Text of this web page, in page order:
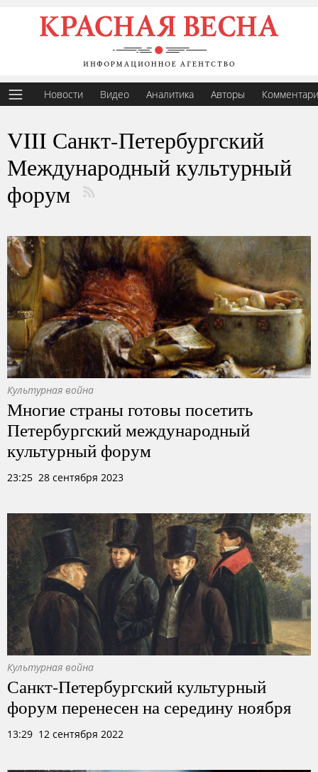
Новости Видео Аналитика Авторы
VIII Санкт-Петербургский
Международный культурный
форум
Культурная война
Многие страны готовы посетить
Петербургский международный
культурный форум
23:25 28 сентября 2023
Культурная война
Санкт-Петербургский культурный
форум перенесен на середину ноября
13:29 12 сентября 2022